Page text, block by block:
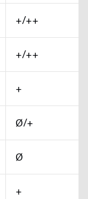
+/++
+/++
+
Ø/+
Ø
+